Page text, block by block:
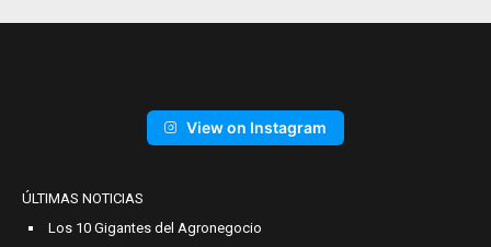
View on Instagram
ÚLTIMAS NOTICIAS
Los 10 Gigantes del Agronegocio